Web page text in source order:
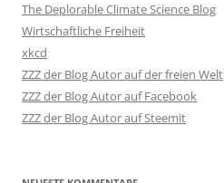
The Deplorable Climate Science Blog
Wirtschaftliche Freiheit
xkcd
ZZZ der Blog Autor auf der freien Welt
ZZZ der Blog Autor auf Facebook
ZZZ der Blog Autor auf Steemit